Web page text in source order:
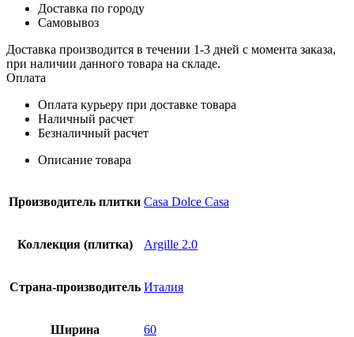
Доставка по городу
Самовывоз
Доставка производится в течении 1-3 дней с момента заказа,
при наличии данного товара на складе.
Оплата
Оплата курьеру при доставке товара
Наличный расчет
Безналичный расчет
Описание товара
Производитель плитки Casa Dolce Casa
Коллекция (плитка) Argille 2.0
Страна-производитель Италия
Ширина 60